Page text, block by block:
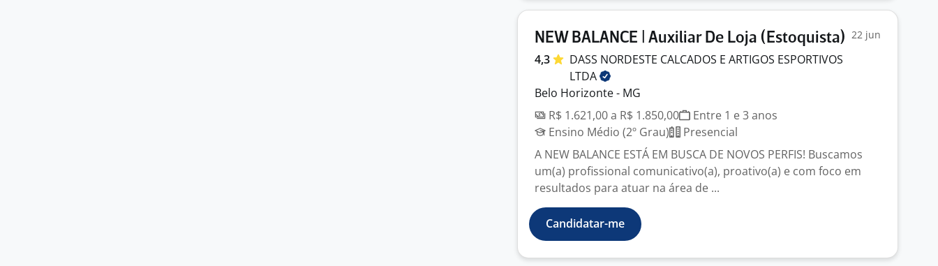
NEW BALANCE | Auxiliar De Loja (Estoquista) 22 jun
4,3
DASS NORDESTE CALCADOS E ARTIGOS ESPORTIVOS
LTDA
Belo Horizonte - MG
R$ 1.621,00 a R$ 1.850,00
Entre 1 e 3 anos
Ensino Médio (2º Grau)
Presencial
A NEW BALANCE ESTÁ EM BUSCA DE NOVOS PERFIS! Buscamos
um(a) profissional comunicativo(a), proativo(a) e com foco em
resultados para atuar na área de ...
Candidatar-me